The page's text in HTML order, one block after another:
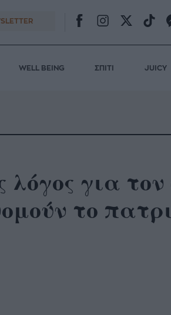
WELL BEING ΣΠΙΤΙ JUICY
για τον
το